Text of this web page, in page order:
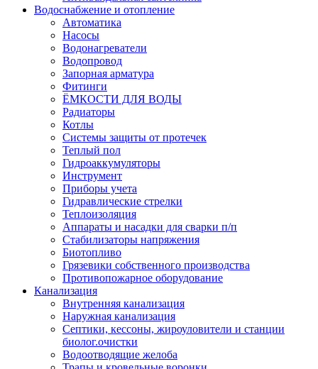
Водоснабжение и отопление
Автоматика
Насосы
Водонагреватели
Водопровод
Запорная арматура
Фитинги
ЁМКОСТИ ДЛЯ ВОДЫ
Радиаторы
Котлы
Системы защиты от протечек
Теплый пол
Гидроаккумуляторы
Инструмент
Приборы учета
Гидравлические стрелки
Теплоизоляция
Аппараты и насадки для сварки п/п
Стабилизаторы напряжения
Биотопливо
Грязевики собственного производства
Противопожарное оборудование
Канализация
Внутренняя канализация
Наружная канализация
Септики, кессоны, жироуловители и станции
биолог.очистки
Водоотводящие желоба